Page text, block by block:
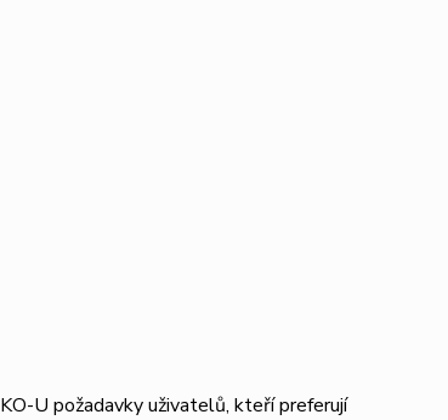
U požadavky uživatelů, kteří preferují